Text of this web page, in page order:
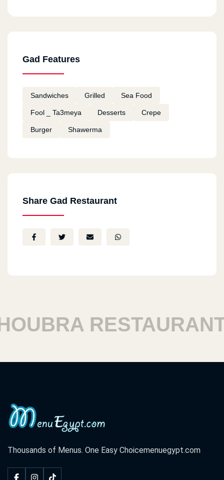
خدمة توصيل سيئة للغاية
كل شئ ممتاز
NEFSI TRODO AWI
NEFSI TRODO AWI
Gad Features
Sandwiches Grilled Sea Food
Fool _ Ta3meya Desserts Crepe
Burger Shawerma
Share Gad Restaurant
RESTAURANTS
Thousands of Menus. One Easy Choicemenuegypt.com